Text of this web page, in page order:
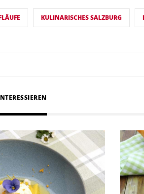
KULINARISCHES SALZBURG